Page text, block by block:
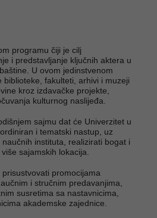
programu čiji je cilj
i predstavljanje ključnih aktera u
U ovom jedinstvenom
biblioteke, fakulteti, arhivi i muzeji
kroz izdavačke projekte,
kulturnog naslijeđa.
sajmu dat će Univerzitet u
i tematski nastup, uz
instituta, realizirati bogat i
sajamskih lokacija.
promocijama
i stručnim predavanjima,
susretima sa nastavnicima,
akademske zajednice.